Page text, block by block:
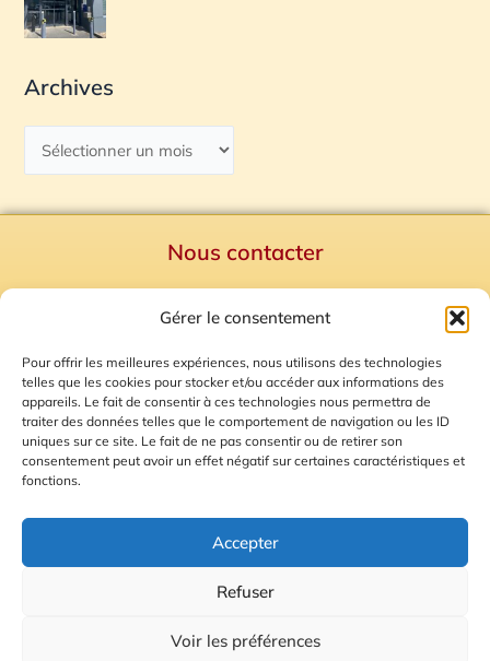
Gérer le consentement
Pour offrir les meilleures expériences, nous utilisons des technologies
telles que les cookies pour stocker et/ou accéder aux informations des
appareils. Le fait de consentir à ces technologies nous permettra de
traiter des données telles que le comportement de navigation ou les ID
uniques sur ce site. Le fait de ne pas consentir ou de retirer son
consentement peut avoir un effet négatif sur certaines caractéristiques et
fonctions.
Accepter
Refuser
Voir les préférences
Archives
Nous contacter
Mentions Légales
Plan du site
Gestion des Cookies
© 2026 Radio Calade